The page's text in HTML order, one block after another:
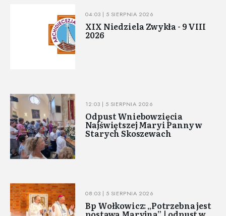
04:03 | 5 SIERPNIA 2026
XIX Niedziela Zwykła - 9 VIII
2026
12:03 | 5 SIERPNIA 2026
Odpust Wniebowzięcia
Najświętszej Maryi Panny w
Starych Skoszewach
08:03 | 5 SIERPNIA 2026
Bp Wołkowicz: „Potrzebna jest